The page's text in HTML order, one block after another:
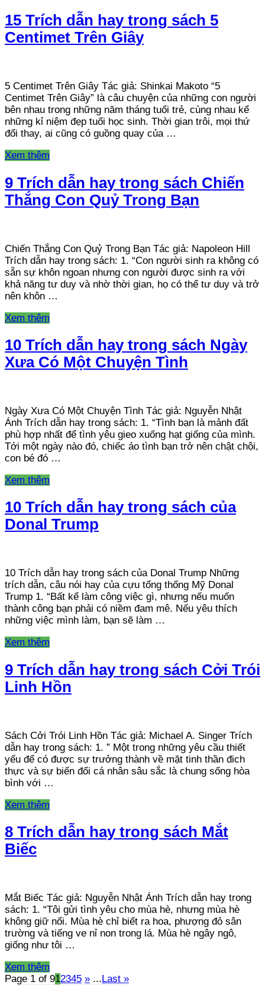
15 Trích dẫn hay trong sách 5
Centimet Trên Giây
5 Centimet Trên Giây Tác giả: Shinkai Makoto “5
Centimet Trên Giây” là câu chuyện của những con người
bên nhau trong những năm tháng tuổi trẻ, cùng nhau kể
những kỉ niệm đẹp tuổi học sinh. Thời gian trôi, mọi thứ
đổi thay, ai cũng có guồng quay của …
Xem thêm
9 Trích dẫn hay trong sách Chiến
Thắng Con Quỷ Trong Bạn
Chiến Thắng Con Quỷ Trong Bạn Tác giả: Napoleon Hill
Trích dẫn hay trong sách: 1. “Con người sinh ra không có
sẵn sự khôn ngoan nhưng con người được sinh ra với
khả năng tư duy và nhờ thời gian, họ có thể tư duy và trở
nên khôn …
Xem thêm
10 Trích dẫn hay trong sách Ngày
Xưa Có Một Chuyện Tình
Ngày Xưa Có Một Chuyện Tình Tác giả: Nguyễn Nhật
Ánh Trích dẫn hay trong sách: 1. “Tình bạn là mảnh đất
phù hợp nhất để tình yêu gieo xuống hạt giống của mình.
Tới một ngày nào đó, chiếc áo tình bạn trở nên chật chội,
con bé đó …
Xem thêm
10 Trích dẫn hay trong sách của
Donal Trump
10 Trích dẫn hay trong sách của Donal Trump Những
trích dẫn, câu nói hay của cựu tổng thống Mỹ Donal
Trump 1. “Bất kể làm công việc gì, nhưng nếu muốn
thành công bạn phải có niềm đam mê. Nếu yêu thích
những việc mình làm, bạn sẽ làm …
Xem thêm
9 Trích dẫn hay trong sách Cởi Trói
Linh Hồn
Sách Cởi Trói Linh Hồn Tác giả: Michael A. Singer Trích
dẫn hay trong sách: 1. ” Một trong những yêu cầu thiết
yếu để có được sự trưởng thành về mặt tinh thần đich
thực và sự biến đổi cá nhân sâu sắc là chung sống hòa
bình với …
Xem thêm
8 Trích dẫn hay trong sách Mắt
Biếc
Mắt Biếc Tác giả: Nguyễn Nhật Ánh Trích dẫn hay trong
sách: 1. “Tôi gửi tình yêu cho mùa hè, nhưng mùa hè
không giữ nổi. Mùa hè chỉ biết ra hoa, phượng đỏ sân
trường và tiếng ve nỉ non trong lá. Mùa hè ngây ngô,
giống như tôi …
Xem thêm
Page 1 of 912345 » ...Last »